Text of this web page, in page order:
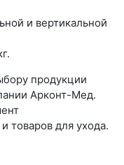
и вертикальной
продукции
Арконт-Мед.
товаров для ухода.